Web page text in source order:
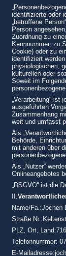
identifizierte oder
„betroffene
Person
Zuordnung zu
Kennnummer, zu
Cookie) oder zu
identifiziert
physiologischen,
kulturellen oder
Soweit im
„Verarbeitung“
ausgeführten
Zusammenhang
weit und umfasst
Als
Behörde,
mit anderen über
Als „Nutzer“
Onlineangebotes
„DSGVO“ ist die
II.
Name/Fa.:Jochen
Straße
PLZ, Ort,
Telefonnummer:
E-